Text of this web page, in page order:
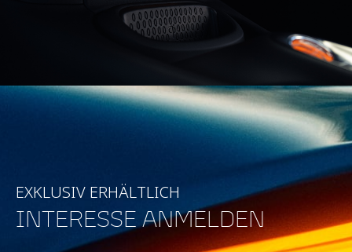
EXKLUSIV ERHÄLTLICH
INTERESSE ANMELDEN